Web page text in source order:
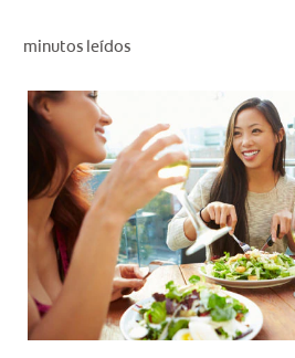
minutos leídos